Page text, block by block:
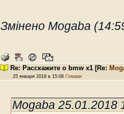
Змінено Mogaba
Re: Расскажите о bmw x1 [Re:
25 января 2018 в 15:08 Гілками
Mogaba